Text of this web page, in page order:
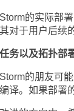
的实际部署
对于用户后续
务以及拓扑部
的朋友可能
译。如果部署